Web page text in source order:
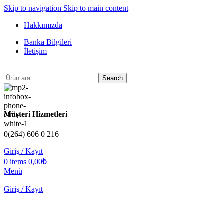
Skip to navigation Skip to main content
Hakkımızda
Banka Bilgileri
İletişim
Search
Müşteri Hizmetleri
0(264) 606 0 216
Giriş / Kayıt
0 items 0,00₺
Menü
Giriş / Kayıt